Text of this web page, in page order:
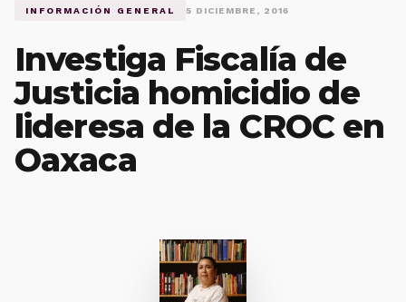
INFORMACIÓN GENERAL 5 DICIEMBRE, 2016
Investiga Fiscalía de
Justicia homicidio de
lideresa de la CROC en
Oaxaca